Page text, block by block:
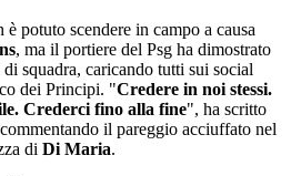
è potuto scendere in campo a causa
, ma il portiere del Psg ha dimostrato
squadra, caricando tutti sui social
dei Principi. "Credere in noi stessi.
Crederci fino alla fine", ha scritto
il pareggio acciuffato nel
di Di Maria.